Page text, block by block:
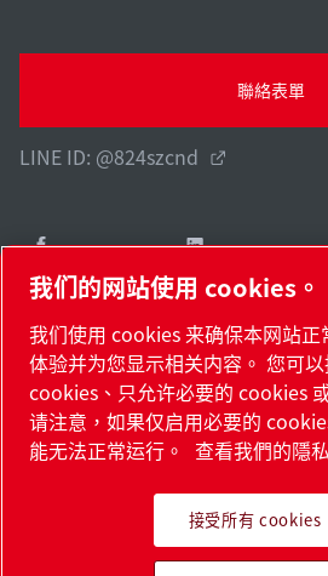
聯絡表單
LINE ID: @824szcnd
網站地圖管理 cookies©
Taiwan / ZH
我们的网站使用 cookies。
我们使用 cookies 来确保本网站正
体验并为您显示相关内容。 您可
cookies、只允许必要的 cookies
请注意，如果仅启用必要的
能无法正常运行。
查看我們的隱
接受所有 cookies